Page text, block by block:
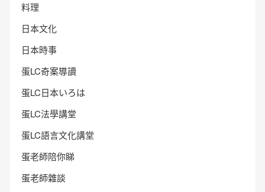
料理
日本文化
日本時事
蛋LC奇案導讀
蛋LC日本いろは
蛋LC法學講堂
蛋LC語言文化講堂
蛋老師陪你睇
蛋老師雜談